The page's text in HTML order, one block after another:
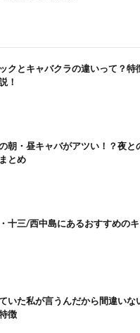
クとキャバクラの違いって？特
！
朝・昼キャバがアツい！？夜と
とめ
十三/西中島にあるおすすめの
いた私が言うんだから間違いな
徴